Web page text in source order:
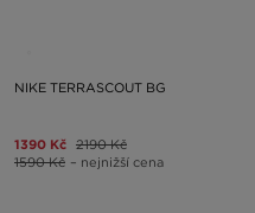
NIKE TERRASCOUT BG
1390 Kč 2190 Kč
1590 Kč – nejnižší cena